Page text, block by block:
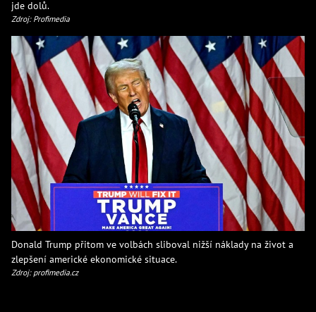
jde dolů.
Zdroj: Profimedia
Donald Trump přitom ve volbách sliboval nižší náklady na život a
zlepšení americké ekonomické situace.
Zdroj: profimedia.cz